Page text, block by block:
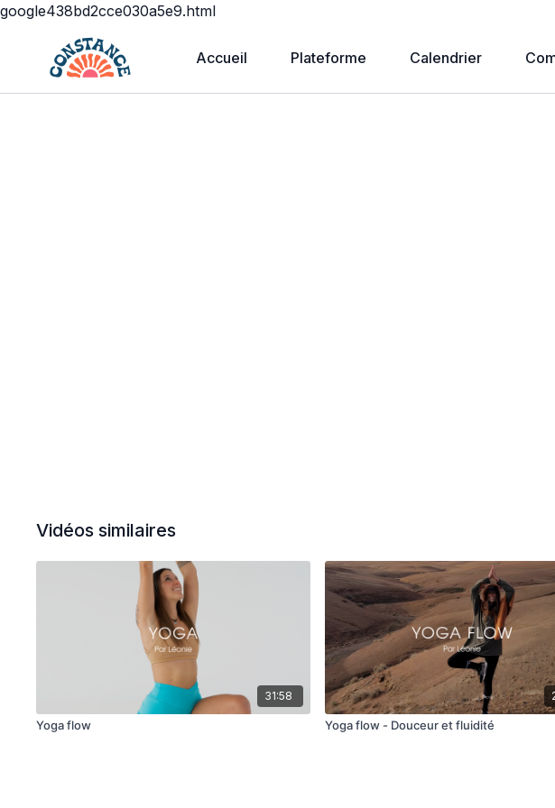
google438bd2cce030a5e9.html
Accueil Plateforme Calendrier
Vidéos similaires
31:58
Yoga flow Yoga flow - Douceur et fluidité